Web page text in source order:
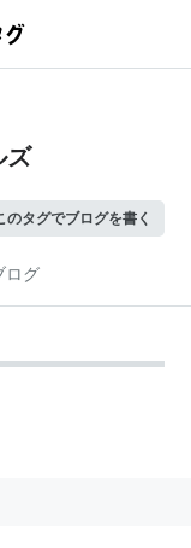
ズ
のタグでブログを書く
ログ